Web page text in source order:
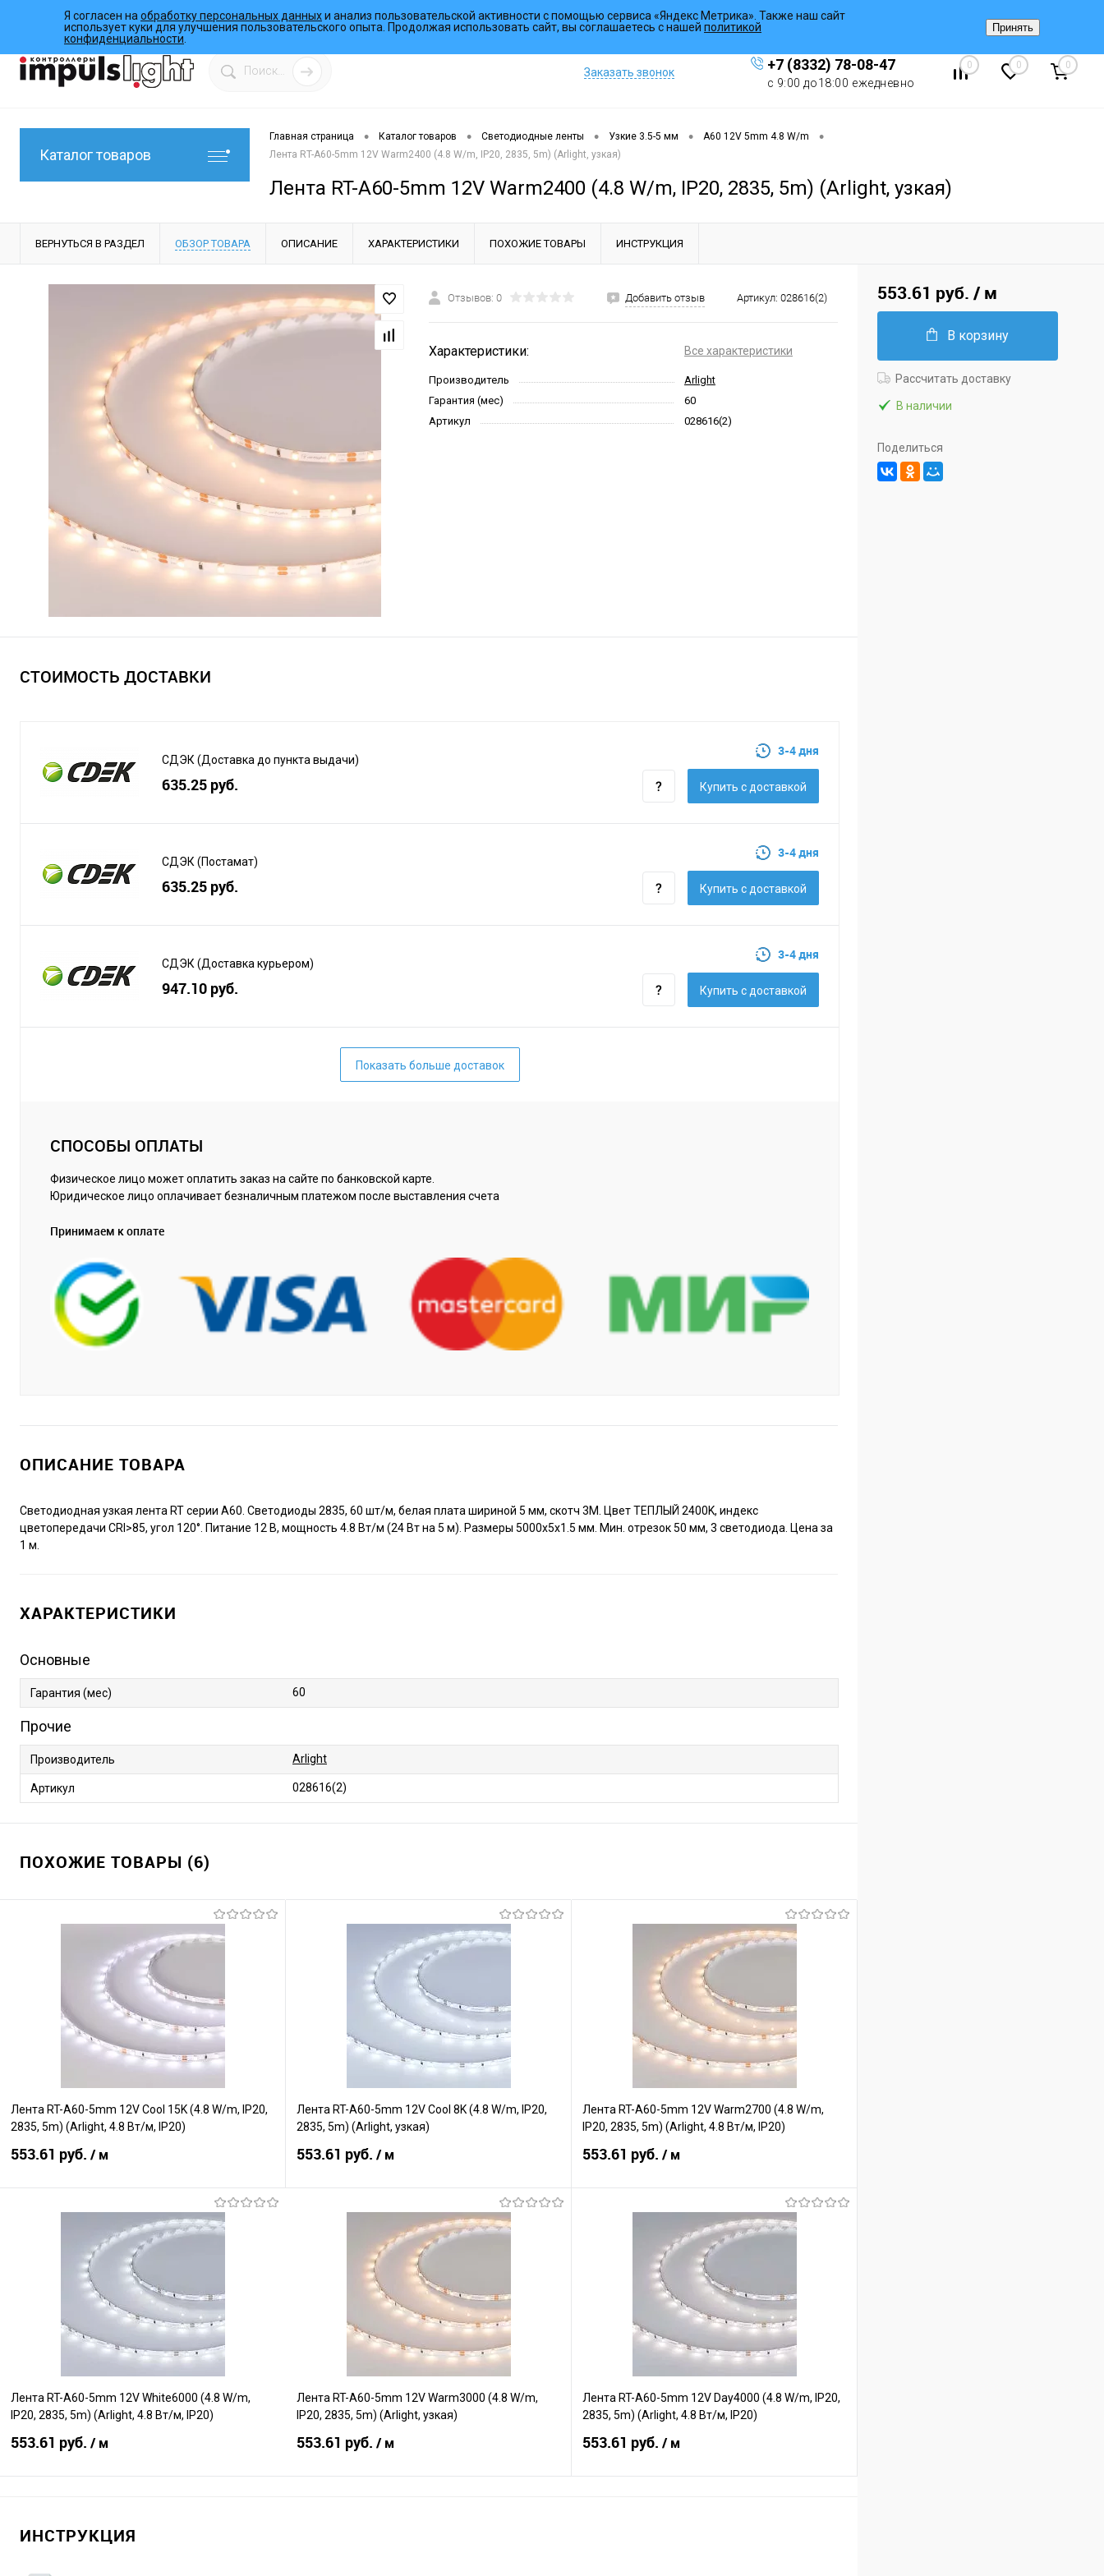
О компании Инструкции Работы Программы Коллекции Регистрация
Заказать звонок +7 (8332) 78-08-47
с 9:00 до18:00 ежедневно
0 0 0
Каталог товаров
Главная страница • Каталог товаров • Светодиодные ленты • Узкие 3.5-5 мм • A60 12V 5mm 4.8 W/m •
Лента RT-A60-5mm 12V Warm2400 (4.8 W/m, IP20, 2835, 5m) (Arlight, узкая)
Лента RT-A60-5mm 12V Warm2400 (4.8 W/m, IP20, 2835, 5m) (Arlight, узкая)
ВЕРНУТЬСЯ В РАЗДЕЛ ОБЗОР ТОВАРА ОПИСАНИЕ ХАРАКТЕРИСТИКИ ПОХОЖИЕ ТОВАРЫ ИНСТРУКЦИЯ
Отзывов: 0 Добавить отзыв Артикул: 028616(2)
Характеристики: Все характеристики
Производитель
Arlight
Гарантия (мес)
60
Артикул
028616(2)
СТОИМОСТЬ ДОСТАВКИ
СДЭК (Доставка до пункта выдачи)
635.25 руб.
3-4 дня
Купить c доставкой
СДЭК (Постамат)
635.25 руб.
3-4 дня
Купить c доставкой
СДЭК (Доставка курьером)
947.10 руб.
3-4 дня
Купить c доставкой
Показать больше доставок
СПОСОБЫ ОПЛАТЫ
Физическое лицо может оплатить заказ на сайте по банковской карте.
Юридическое лицо оплачивает безналичным платежом после выставления счета
Принимаем к оплате
ОПИСАНИЕ ТОВАРА
Светодиодная узкая лента RT серии A60. Светодиоды 2835, 60 шт/м, белая плата шириной 5 мм, скотч 3M. Цвет ТЕПЛЫЙ 2400K, индекс
цветопередачи CRI>85, угол 120°. Питание 12 В, мощность 4.8 Вт/м (24 Вт на 5 м). Размеры 5000х5х1.5 мм. Мин. отрезок 50 мм, 3 светодиода. Цена за
1 м.
ХАРАКТЕРИСТИКИ
Основные
Гарантия (мес) 60
Прочие
Производитель Arlight
Артикул 028616(2)
ПОХОЖИЕ ТОВАРЫ (6)
Лента RT-A60-5mm 12V Cool 15K (4.8 W/m, IP20,
2835, 5m) (Arlight, 4.8 Вт/м, IP20)
553.61 руб. / м
В корзину
В избранное
В наличии
Лента RT-A60-5mm 12V Cool 8K (4.8 W/m, IP20,
2835, 5m) (Arlight, узкая)
553.61 руб. / м
В корзину
В избранное
В наличии
Лента RT-A60-5mm 12V Warm2700 (4.8 W/m,
IP20, 2835, 5m) (Arlight, 4.8 Вт/м, IP20)
553.61 руб. / м
В корзину
В избранное
В наличии
Лента RT-A60-5mm 12V White6000 (4.8 W/m,
IP20, 2835, 5m) (Arlight, 4.8 Вт/м, IP20)
553.61 руб. / м
Лента RT-A60-5mm 12V Warm3000 (4.8 W/m,
IP20, 2835, 5m) (Arlight, узкая)
553.61 руб. / м
Лента RT-A60-5mm 12V Day4000 (4.8 W/m, IP20,
2835, 5m) (Arlight, 4.8 Вт/м, IP20)
553.61 руб. / м
ИНСТРУКЦИЯ
553.61 руб. / м
В корзину
Рассчитать доставку
В наличии
Поделиться
Я согласен на обработку персональных данныхи анализ пользовательской активности с помощью сервиса «Яндекс Метрика». Также наш сайт
использует куки для улучшения пользовательского опыта. Продолжая использовать сайт, вы соглашаетесь с нашей политикой
конфиденциальности
Принять